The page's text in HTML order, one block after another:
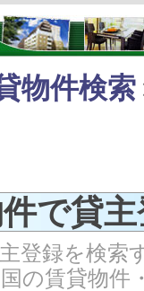
物件検索
で貸
登録を検索
の賃貸物件